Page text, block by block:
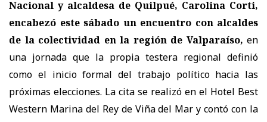
Nacional y alcaldesa de Quilpué, Carolina Corti,
encabezó este sábado un encuentro con alcaldes
de la colectividad en la región de Valparaíso, en
una jornada que la propia testera regional definió
como el inicio formal del trabajo político hacia las
próximas elecciones. La cita se realizó en el Hotel Best
Western Marina del Rey de Viña del Mar y contó con la